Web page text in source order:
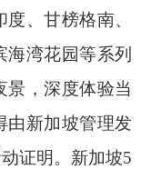
、甘榜格南、
湾花园等系列
景，深度体验当
由新加坡管理发
证明。新加坡5